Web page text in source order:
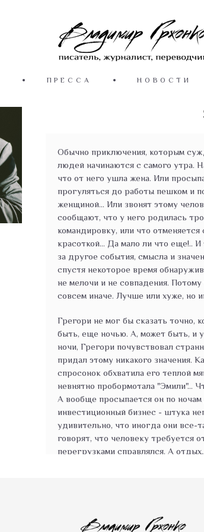
ПРЕССА НОВОСТИ
Обычно приключения, которым
людей начинаются с самого утра.
что от него ушла жена. Или
прогуляться до работы пешком и
женщиной... Или звонят этому
сообщают, что у него родилась
командировку, или что
красоткой… Да мало ли что еще!..
за другое события, смысла и
спустя некоторое время
не мелочи и не совпадения.
совсем иначе. Лучше или хуже, но
Грегори не мог бы сказать точно,
быть, еще ночью. А, может быть, и
ночи, Грегори почувствовал
придал этому никакого значения.
спросонок обхватила его теплой
невнятно пробормотала "Эмили"…
А вообще просыпается он по
инвестиционный бизнес - штука
удивительно, что иногда они все-
говорят, что человеку требуется
перегрузками справлялся. А
огромную компанию, и заставлять
машине Грегори обратил